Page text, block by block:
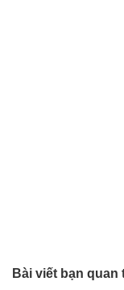
Bài viết bạn quan